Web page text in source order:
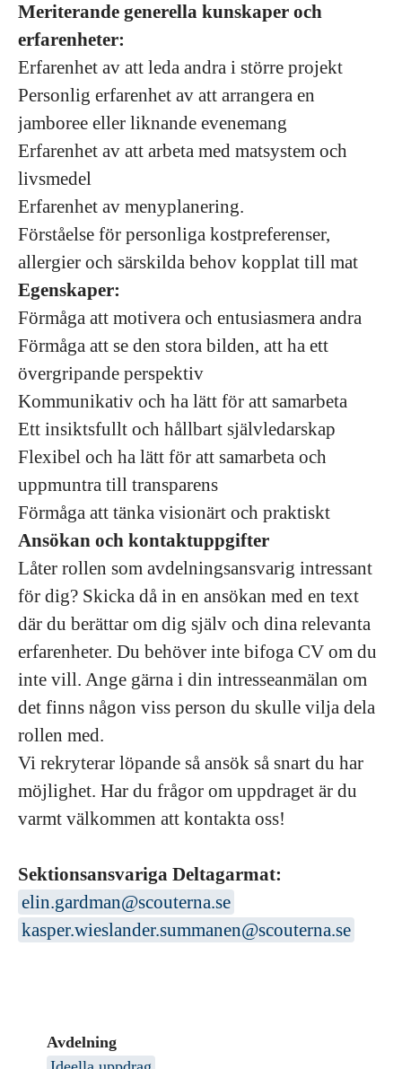
Meriterande generella kunskaper och
erfarenheter:
Erfarenhet av att leda andra i större projekt
Personlig erfarenhet av att arrangera en
jamboree eller liknande evenemang
Erfarenhet av att arbeta med matsystem och
livsmedel
Erfarenhet av menyplanering.
Förståelse för personliga kostpreferenser,
allergier och särskilda behov kopplat till mat
Egenskaper:
Förmåga att motivera och entusiasmera andra
Förmåga att se den stora bilden, att ha ett
övergripande perspektiv
Kommunikativ och ha lätt för att samarbeta
Ett insiktsfullt och hållbart självledarskap
Flexibel och ha lätt för att samarbeta och
uppmuntra till transparens
Förmåga att tänka visionärt och praktiskt
Ansökan och kontaktuppgifter
Låter rollen som avdelningsansvarig intressant
för dig? Skicka då in en ansökan med en text
där du berättar om dig själv och dina relevanta
erfarenheter. Du behöver inte bifoga CV om du
inte vill. Ange gärna i din intresseanmälan om
det finns någon viss person du skulle vilja dela
rollen med.
Vi rekryterar löpande så ansök så snart du har
möjlighet. Har du frågor om uppdraget är du
varmt välkommen att kontakta oss!
Sektionsansvariga Deltagarmat:
elin.gardman@scouterna.se
kasper.wieslander.summanen@scouterna.se
Avdelning